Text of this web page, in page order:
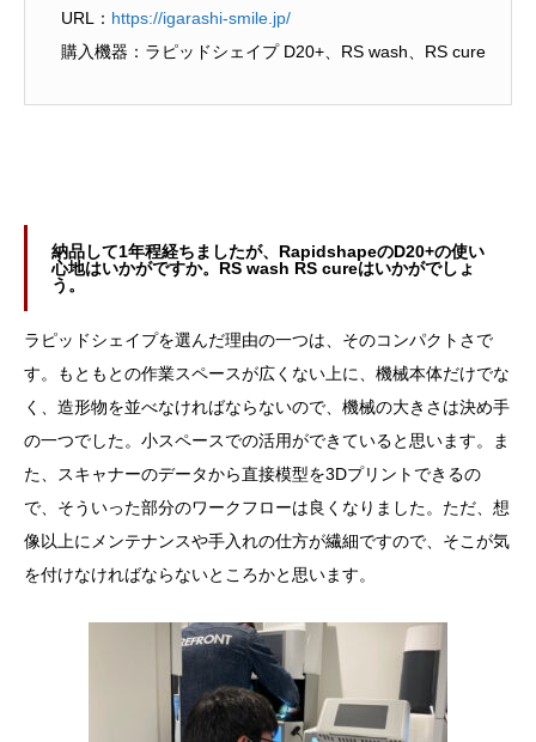
URL： https://igarashi-smile.jp/
購入機器：ラピッドシェイプ D20+、RS wash、RS cure
納品して1年程経ちましたが、RapidshapeのD20+の使い
心地はいかがですか。RS wash RS cureはいかがでしょ
う。
ラピッドシェイプを選んだ理由の一つは、そのコンパクトさで
す。もともとの作業スペースが広くない上に、機械本体だけでな
く、造形物を並べなければならないので、機械の大きさは決め手
の一つでした。小スペースでの活用ができていると思います。ま
た、スキャナーのデータから直接模型を3Dプリントできるの
で、そういった部分のワークフローは良くなりました。ただ、想
像以上にメンテナンスや手入れの仕方が繊細ですので、そこが気
を付けなければならないところかと思います。